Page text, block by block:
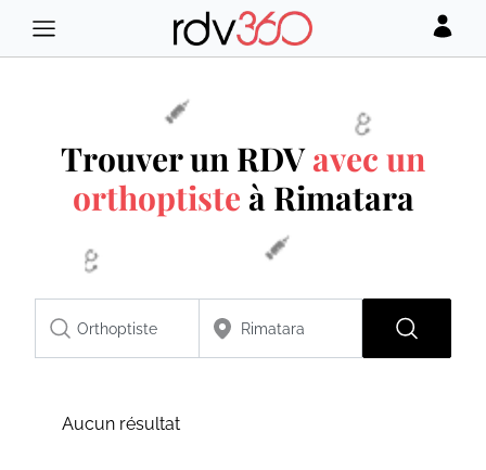
Trouver un RDVavec un
orthoptiste à Rimatara
Aucun résultat